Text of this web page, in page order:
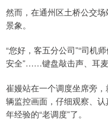
然而，在通州区土桥公交
景象。
“您好，客五分公司”“司机
安全”……键盘敲击声、耳麦
崔嫚站在一个调度坐席旁
辆监控画面，仔细观察、
年经验的“老调度”了。